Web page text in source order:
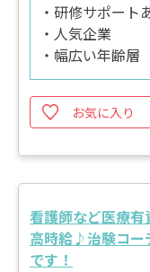
・研修サポート
・人気企業
・幅広い年齢層
お気に入り
看護師など医療
高時給♪治験コー
です！